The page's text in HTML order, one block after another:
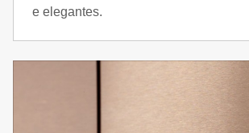
e elegantes.